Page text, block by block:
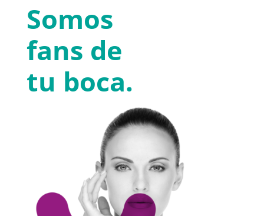
Somos
fans de
tu boca.